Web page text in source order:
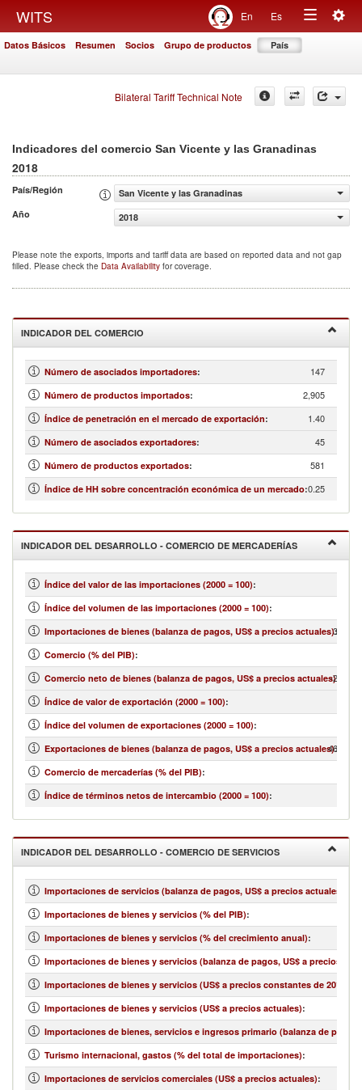
WITS En Es
Toggle
Datos Básicos Resumen Socios Grupo de productos País
Bilateral Tariff Technical Note
Indicadores del comercio San Vicente y las Granadinas
2018
País/Región
San Vicente y las Granadinas
Año
2018
Please note the exports, imports and tariff data are based on reported data and not gap
filled. Please check the Data Availability for coverage.
INDICADOR DEL COMERCIO
Número de asociados importadores: 147
Número de productos importados: 2,905
Índice de penetración en el mercado de exportación: 1.40
Número de asociados exportadores: 45
Número de productos exportados: 581
Índice de HH sobre concentración económica de un mercado:0.25
INDICADOR DEL DESARROLLO - COMERCIO DE MERCADERÍAS
Índice del valor de las importaciones (2000 = 100):
Índice del volumen de las importaciones (2000 = 100):
Importaciones de bienes (balanza de pagos, US$ a precios actuales):
Comercio (% del PIB):
Comercio neto de bienes (balanza de pagos, US$ a precios actuales):
-
Índice de valor de exportación (2000 = 100):
Índice del volumen de exportaciones (2000 = 100):
Exportaciones de bienes (balanza de pagos, US$ a precios actuales):
Comercio de mercaderías (% del PIB):
Índice de términos netos de intercambio (2000 = 100):
INDICADOR DEL DESARROLLO - COMERCIO DE SERVICIOS
Importaciones de servicios (balanza de pagos, US$ a precios actuales)
Importaciones de bienes y servicios (% del PIB):
Importaciones de bienes y servicios (% del crecimiento anual):
Importaciones de bienes y servicios (balanza de pagos, US$ a precios
Importaciones de bienes y servicios (US$ a precios constantes de 2010)
Importaciones de bienes y servicios (US$ a precios actuales):
Importaciones de bienes, servicios e ingresos primario (balanza de
Turismo internacional, gastos (% del total de importaciones):
Importaciones de servicios comerciales (US$ a precios actuales):